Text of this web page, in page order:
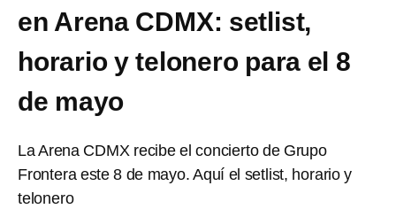
en Arena CDMX: setlist,
horario y telonero para el 8
de mayo
La Arena CDMX recibe el concierto de Grupo
Frontera este 8 de mayo. Aquí el setlist, horario y
telonero